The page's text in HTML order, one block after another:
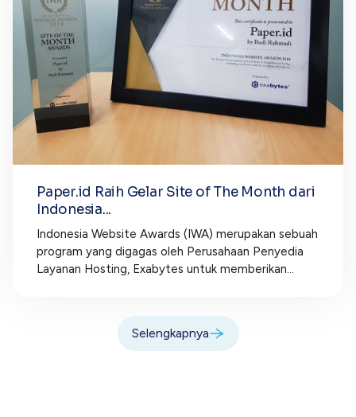
Paper.id Raih Gelar Site of The Month dari
Indonesia...
Indonesia Website Awards (IWA) merupakan sebuah
program yang digagas oleh Perusahaan Penyedia
Layanan Hosting, Exabytes untuk memberikan...
Selengkapnya